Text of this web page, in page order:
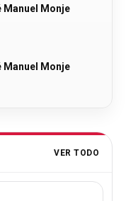
Manuel Monje
Manuel Monje
VER TODO